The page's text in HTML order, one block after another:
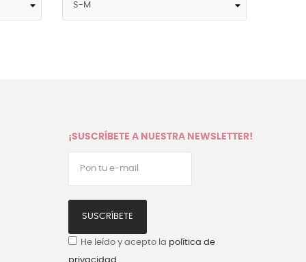
¡SUSCRÍBETE A NUESTRA NEWSLETTER!
SUSCRÍBETE
He leído y acepto la política de
privacidad